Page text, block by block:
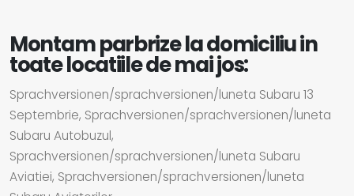
Montam parbrize la domiciliu in
toate locatiile de mai jos:
Sprachversionen/sprachversionen/luneta Subaru 13
Septembrie, Sprachversionen/sprachversionen/luneta
Subaru Autobuzul,
Sprachversionen/sprachversionen/luneta Subaru
Aviatiei, Sprachversionen/sprachversionen/luneta